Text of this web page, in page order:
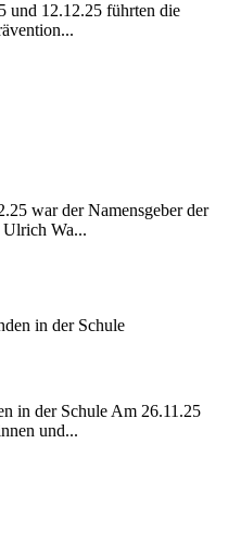
und 12.12.25 führten die
war der Namensgeber der
Wa...
in der Schule Am 26.11.25
und...